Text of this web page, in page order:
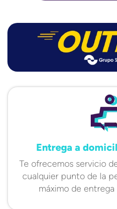
Entrega a
Te ofrecemos servicio
cualquier punto de la
máximo de entrega